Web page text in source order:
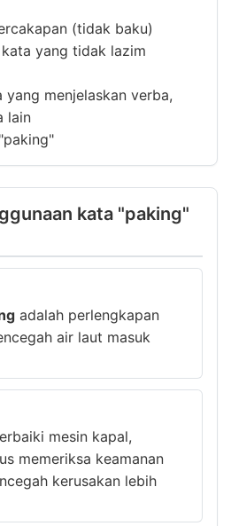
(tidak baku)
yang tidak lazim
yang menjelaskan verba,
lain
kata "paking"
adalah perlengkapan
air laut masuk
mesin kapal,
memeriksa keamanan
kerusakan lebih